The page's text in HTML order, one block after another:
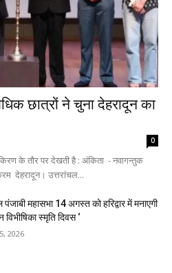
छात्रों ने चुना देहरादून का
0
किरण के तौर पर देखती है : अंकिता - नवागन्तुक
देहरादून। उत्तरांचल...
पंजाबी महासभा 14 अगस्त को हरिद्वार में मनाएगी
विभीषिका स्मृति दिवस ‘
2026